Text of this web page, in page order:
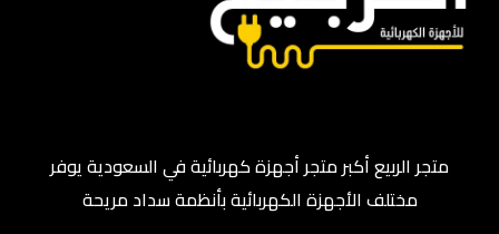
متجر الربيع أكبر متجر أجهزة كهربائية في السعودية يوفر
مختلف الأجهزة الكهربائية بأنظمة سداد مريحة